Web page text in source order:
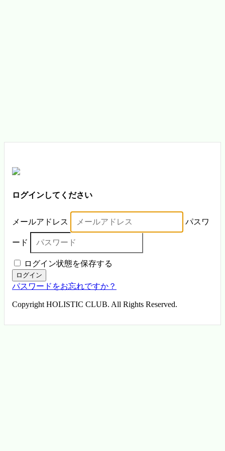
ログインしてください
メールアドレス パスワ
ード
ログイン状態を保存する
ログイン
パスワードをお忘れですか？
Copyright HOLISTIC CLUB. All Rights Reserved.